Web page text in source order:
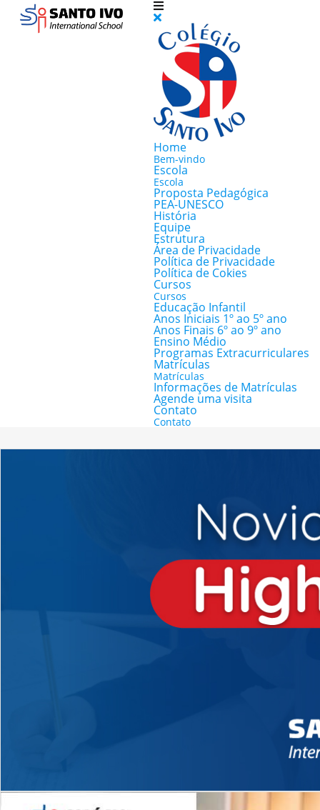
Home
Bem-vindo
Escola
Escola
Proposta Pedagógica
PEA-UNESCO
História
Equipe
Estrutura
Área de Privacidade
Política de Privacidade
Política de Cokies
Cursos
Cursos
Educação Infantil
Anos Iniciais 1º ao 5º ano
Anos Finais 6º ao 9º ano
Ensino Médio
Programas Extracurriculares
Matrículas
Matrículas
Informações de Matrículas
Agende uma visita
Contato
Contato
Novidades 2026 High School